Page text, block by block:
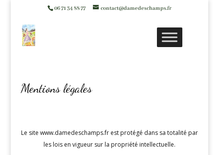
06 71 34 88 77 contact@damedeschamps.fr
Mentions légales
Le site www.damedeschamps.fr est protégé dans sa totalité par
les lois en vigueur sur la propriété intellectuelle.